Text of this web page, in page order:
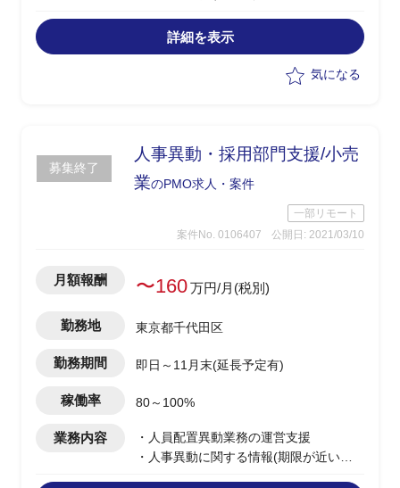
-上記対応に向けたPMO業務
-SOP等の文書管理サポート
詳細を表示
気になる
募集終了
人事異動・採用部門支援/小売
業のPMO求人・案件
一部リモート
案件No. 0106407
公開日: 2021/03/10
月額報酬 〜160万円/月(税別)
勤務地 東京都千代田区
勤務期間 即日～11月末(延長予定有)
稼働率 80～100%
業務内容
・人員配置異動業務の運営支援
・人事異動に関する情報(期限が近いも